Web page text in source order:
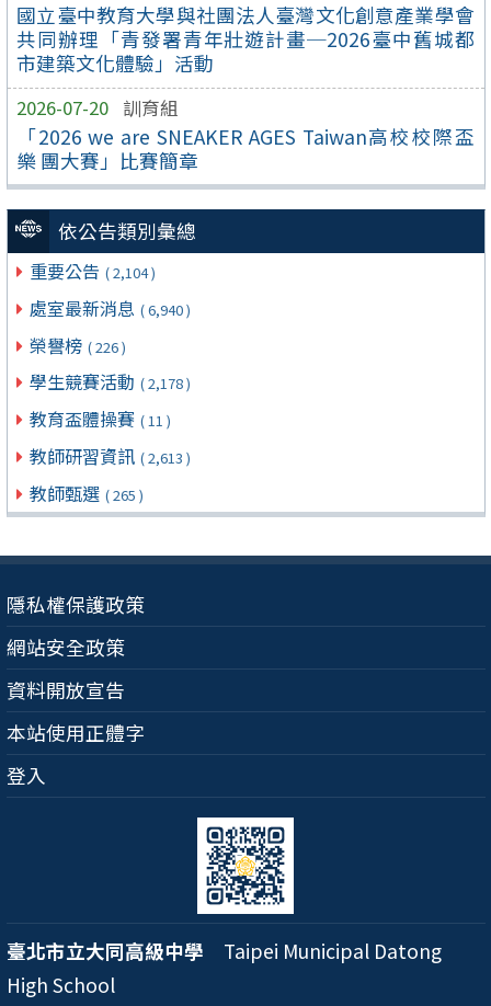
國立臺中教育大學與社團法人臺灣文化創意產業學會
共同辦理「青發署青年壯遊計畫─2026臺中舊城都
市建築文化體驗」活動
2026-07-20 訓育組
「2026 we are SNEAKER AGES Taiwan高校校際盃
樂 團大賽」比賽簡章
依公告類別彙總
重要公告 ( 2,104 )
處室最新消息 ( 6,940 )
榮譽榜 ( 226 )
學生競賽活動 ( 2,178 )
教育盃體操賽 ( 11 )
教師研習資訊 ( 2,613 )
教師甄選 ( 265 )
隱私權保護政策
網站安全政策
資料開放宣告
本站使用正體字
登入
臺北市立大同高級中學 Taipei Municipal Datong
High School